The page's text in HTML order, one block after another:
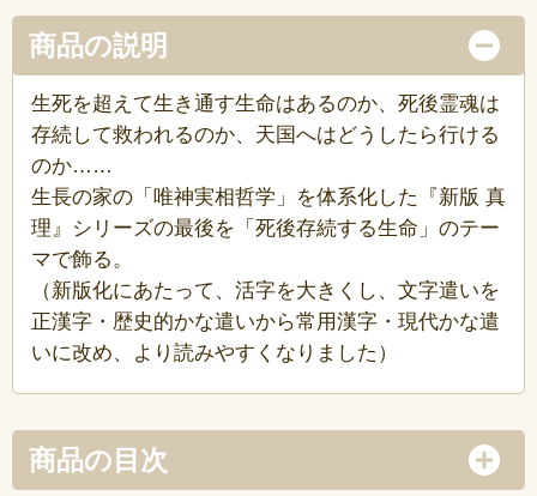
商品の説明
生死を超えて生き通す生命はあるのか、死後霊魂は
存続して救われるのか、天国へはどうしたら行ける
のか……
生長の家の「唯神実相哲学」を体系化した『新版 真
理』シリーズの最後を「死後存続する生命」のテー
マで飾る。
（新版化にあたって、活字を大きくし、文字遣いを
正漢字・歴史的かな遣いから常用漢字・現代かな遣
いに改め、より読みやすくなりました）
商品の目次